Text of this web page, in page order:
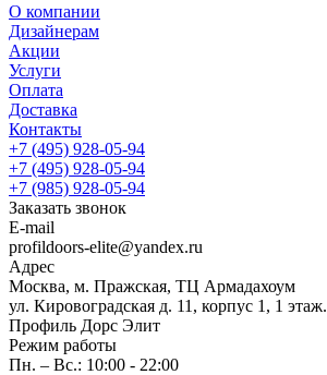
О компании
Дизайнерам
Акции
Услуги
Оплата
Доставка
Контакты
+7 (495) 928-05-94
+7 (495) 928-05-94
+7 (985) 928-05-94
Заказать звонок
E-mail
profildoors-elite@yandex.ru
Адрес
Москва, м. Пражская, ТЦ Армадахоум
ул. Кировоградская д. 11, корпус 1, 1 этаж.
Профиль Дорс Элит
Режим работы
Пн. – Вс.: 10:00 - 22:00